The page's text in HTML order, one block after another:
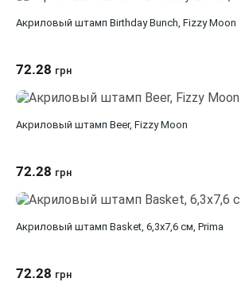
Акриловый штамп Birthday Bunch, Fizzy Moon
72.28 грн
Акриловый штамп Beer, Fizzy Moon
72.28 грн
Акриловый штамп Basket, 6,3х7,6 см, Prima
72.28 грн